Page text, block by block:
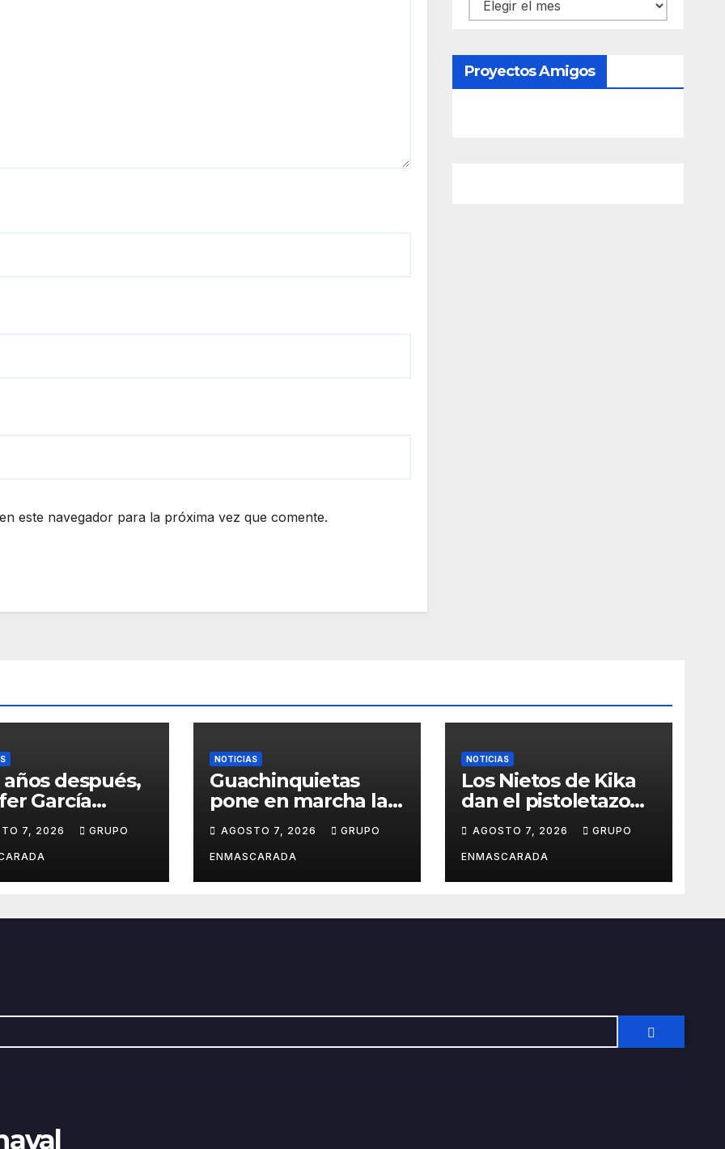
este navegador para la próxima vez que comente.
Proyectos Amigos
años después,
García
en el
de
de
para el
7, 2026 GRUPO
NOTICIAS
Guachinquietas
pone en marcha la
repertorio para el
Carnaval 2027
AGOSTO 7, 2026 GRUPO
ENMASCARADA
NOTICIAS
Los Nietos de Kika
dan el pistoletazo
2027 con el inicio de
sus ensayos
AGOSTO 7, 2026 GRUPO
ENMASCARADA